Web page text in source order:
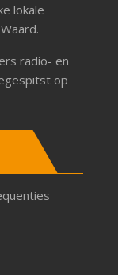
lokale
radio- en
op